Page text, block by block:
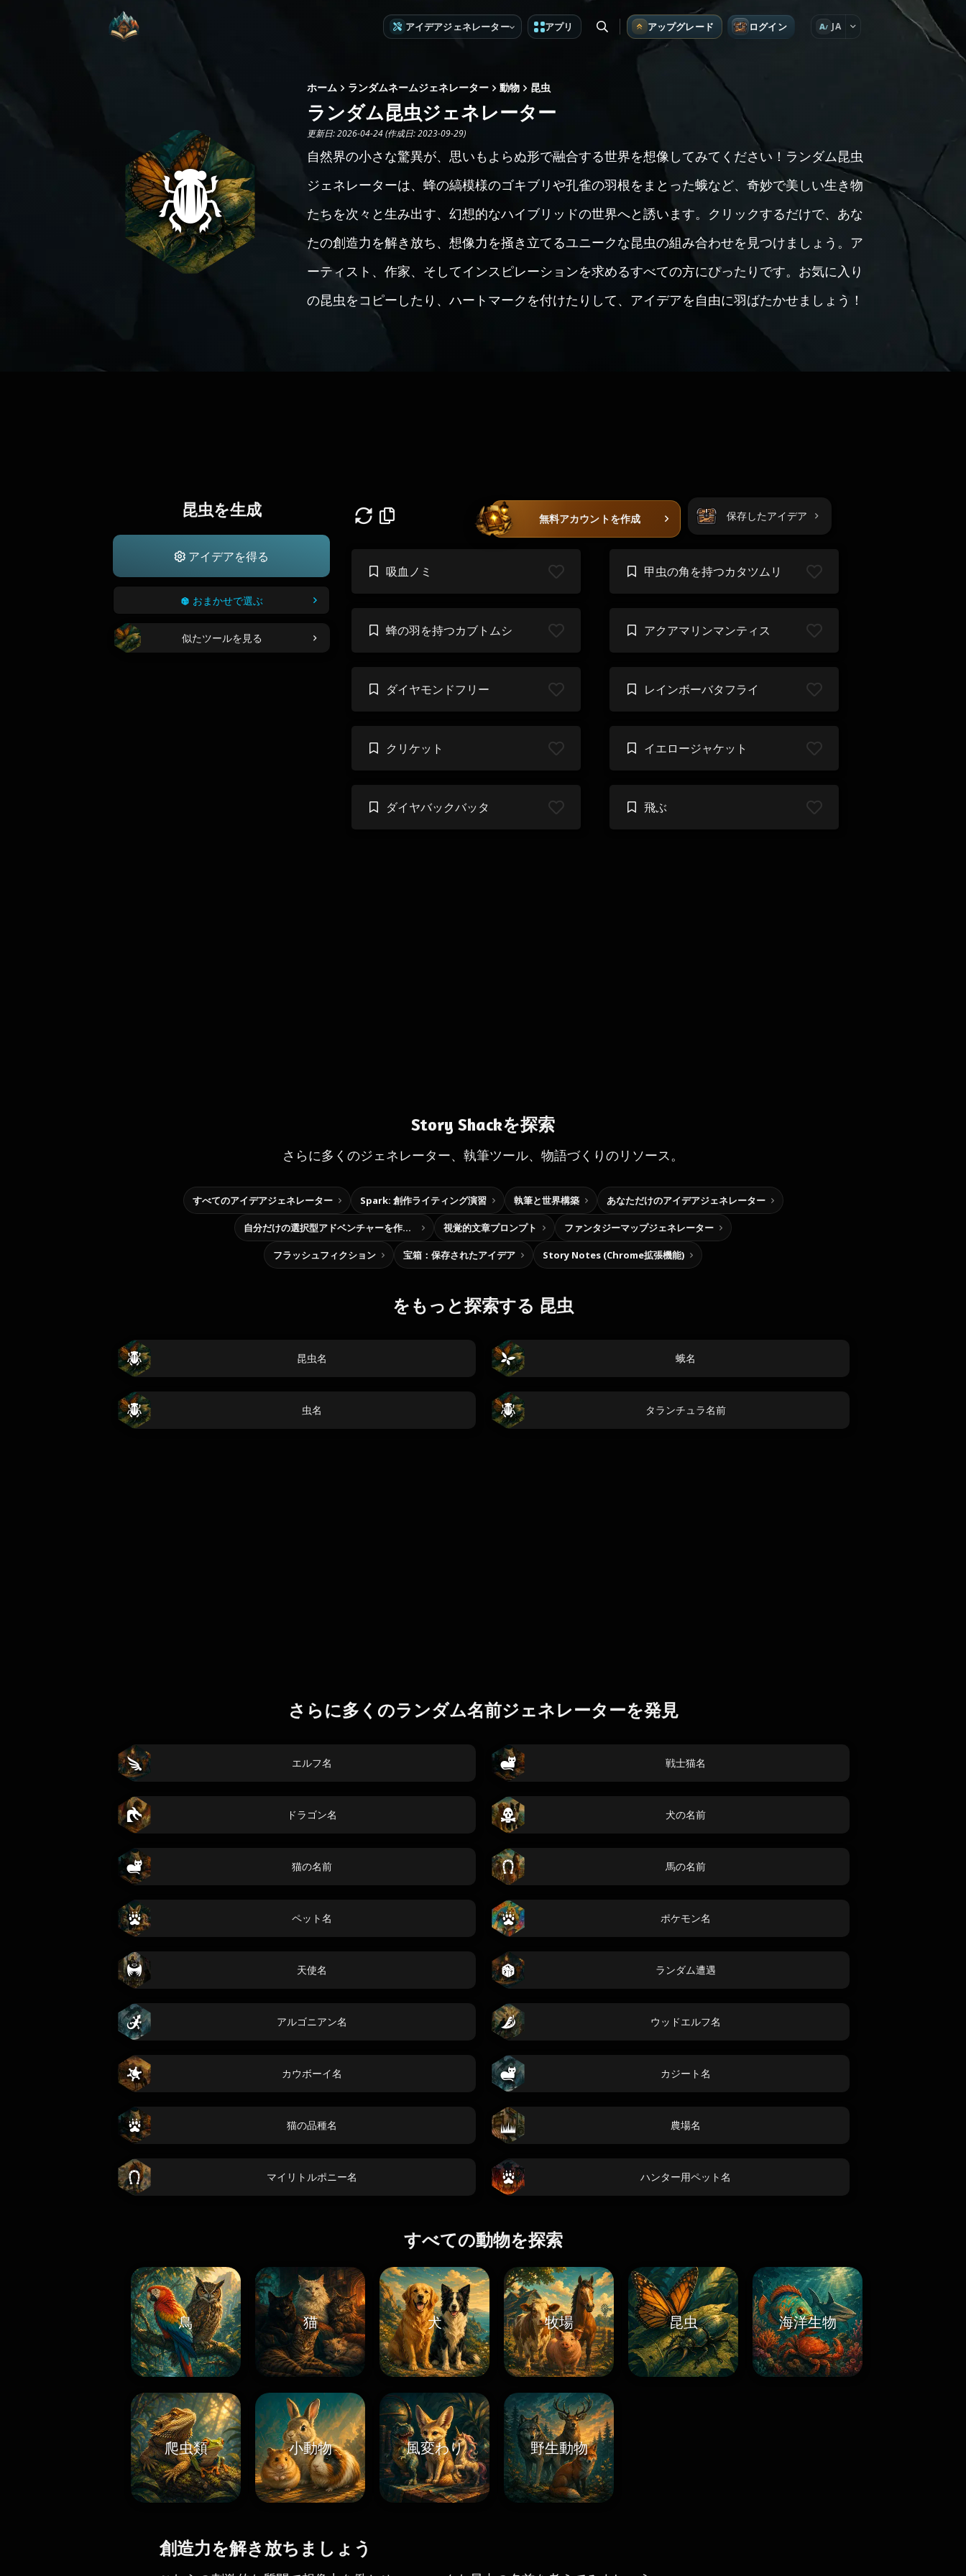
アイデアジェネレーター アプリ アップグレード ログイン A JA
ホーム ランダムネームジェネレーター 動物 昆虫
ランダム昆虫ジェネレーター
更新日: 2026-04-24 (作成日: 2023-09-29)
自然界の小さな驚異が、思いもよらぬ形で融合する世界を想像してみてください！ランダム昆虫
ジェネレーターは、蜂の縞模様のゴキブリや孔雀の羽根をまとった蛾など、奇妙で美しい生き物
たちを次々と生み出す、幻想的なハイブリッドの世界へと誘います。クリックするだけで、あな
たの創造力を解き放ち、想像力を掻き立てるユニークな昆虫の組み合わせを見つけましょう。ア
ーティスト、作家、そしてインスピレーションを求めるすべての方にぴったりです。お気に入り
の昆虫をコピーしたり、ハートマークを付けたりして、アイデアを自由に羽ばたかせましょう！
昆虫を生成
アイデアを得る
おまかせで選ぶ
似たツールを見る
無料アカウントを作成 保存したアイデア
吸血ノミ 甲虫の角を持つカタツムリ
蜂の羽を持つカブトムシ アクアマリンマンティス
ダイヤモンドフリー レインボーバタフライ
クリケット イエロージャケット
ダイヤバックバッタ 飛ぶ
Story Shackを探索
さらに多くのジェネレーター、執筆ツール、物語づくりのリソース。
すべてのアイデアジェネレーター Spark: 創作ライティング演習 執筆と世界構築 あなただけのアイデアジェネレーター
自分だけの選択型アドベンチャーを作ろう 視覚的文章プロンプト ファンタジーマップジェネレーター
フラッシュフィクション 宝箱：保存されたアイデア Story Notes (Chrome拡張機能)
をもっと探索する 昆虫
昆虫名 蛾名
虫名 タランチュラ名前
さらに多くのランダム名前ジェネレーターを発見
エルフ名 戦士猫名
ドラゴン名 犬の名前
猫の名前 馬の名前
ペット名 ポケモン名
天使名 ランダム遭遇
アルゴニアン名 ウッドエルフ名
カウボーイ名 カジート名
猫の品種名 農場名
マイリトルポニー名 ハンター用ペット名
すべての動物を探索
鳥 猫 犬 牧場 昆虫 海洋生物
爬虫類 小動物 風変わり 野生動物
創造力を解き放ちましょう